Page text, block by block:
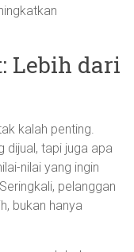
Lebih dari
kalah penting.
dijual, tapi juga apa
nilai yang ingin
pelanggan
bukan hanya